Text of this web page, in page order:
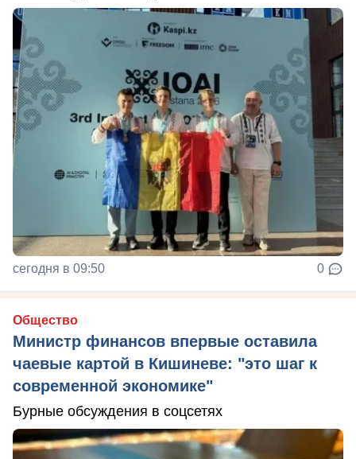
сегодня в 09:50 0
Общество
Министр финансов впервые оставила
чаевые картой в Кишиневе: "это шаг к
современной экономике"
Бурные обсуждения в соцсетях